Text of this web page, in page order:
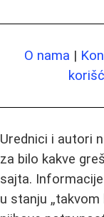
O nama |
Urednici i autori
za bilo kakve
sajta.
u stanju „takvom